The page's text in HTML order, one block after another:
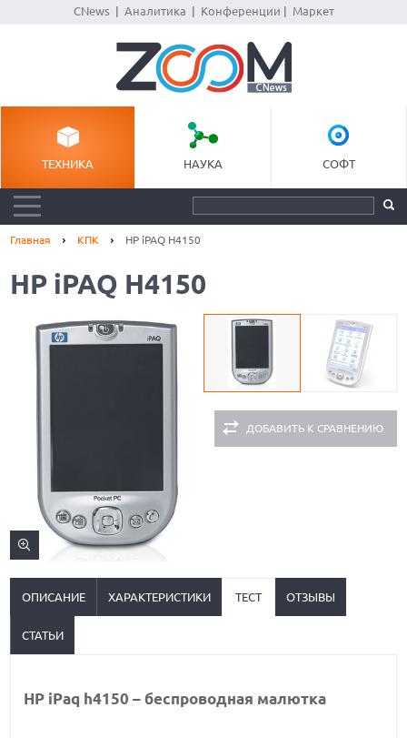
CNews| Аналитика Конференции Маркет
ТЕХНИКА НАУКА СОФТ
Главная КПК HP iPAQ H4150
HP iPAQ H4150
ДОБАВИТЬ К СРАВНЕНИЮ
ОПИСАНИЕ ХАРАКТЕРИСТИКИ ТЕСТ ОТЗЫВЫ
СТАТЬИ
HP iPaq h4150 – беспроводная малютка